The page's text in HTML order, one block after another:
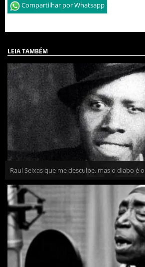
Compartilhar por Whatsapp
LEIA TAMBÉM
Raul Seixas que me desculpe, mas o diabo é